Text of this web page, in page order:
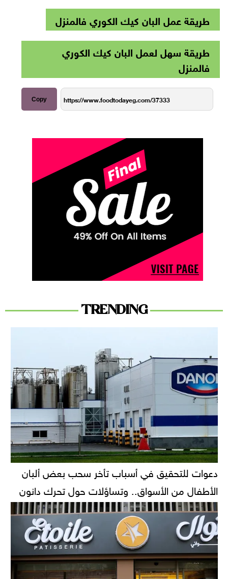
طريقة عمل البان كيك الكوري فالمنزل
طريقة سهل لعمل البان كيك الكوري
فالمنزل
Copy
TRENDING
دعوات للتحقيق في أسباب تأخر سحب بعض ألبان
الأطفال من الأسواق.. وتساؤلات حول تحرك دانون